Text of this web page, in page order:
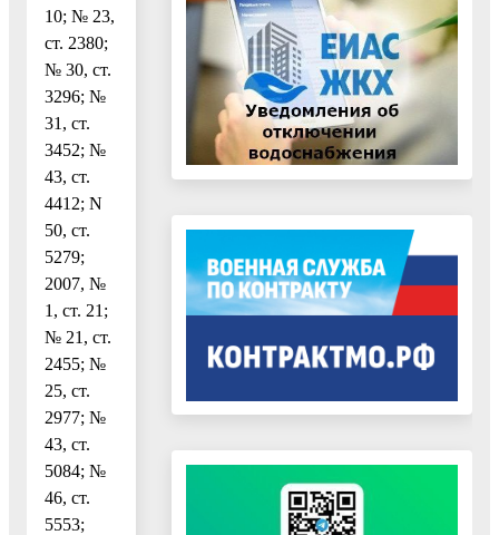
10; № 23,
ст. 2380;
№ 30, ст.
3296; №
31, ст.
3452; №
43, ст.
4412; N
50, ст.
5279;
2007, №
1, ст. 21;
№ 21, ст.
2455; №
25, ст.
2977; №
43, ст.
5084; №
46, ст.
5553;